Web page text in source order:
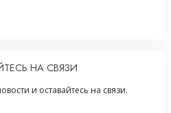
НА СВЯЗИ
и оставайтесь на связи.